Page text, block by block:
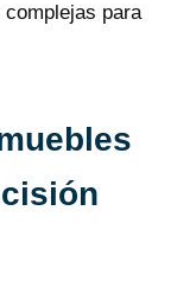
para